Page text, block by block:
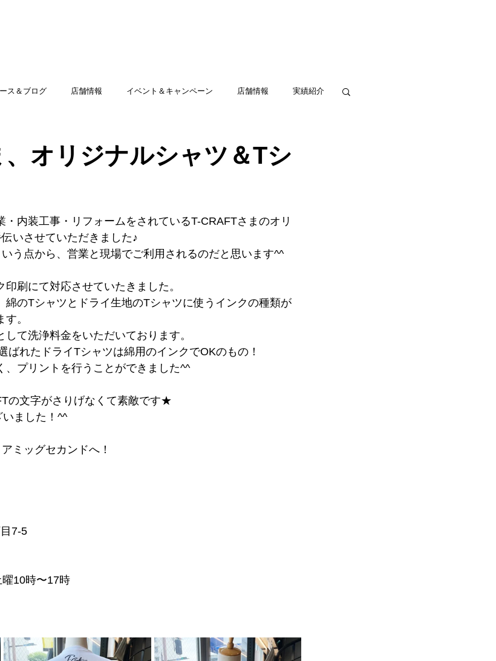
ス＆ブログ 店舗情報 イベント＆キャンペーン 店舗情報 実績紹介
オリジナルシャツ＆Tシ
内装工事・リフォームをされているT-CRAFTさまのオリ
いさせていただきました♪
う点から、営業と現場でご利用されるのだと思います^^
刷にて対応させていたきました。
綿のTシャツとドライ生地のTシャツに使うインクの種類が
。
て洗浄料金をいただいております。
ばれたドライTシャツは綿用のインクでOKのもの！
、プリントを行うことができました^^
の文字がさりげなくて素敵です★
ました！^^
ミッグセカンドへ！
7-5
10時〜17時